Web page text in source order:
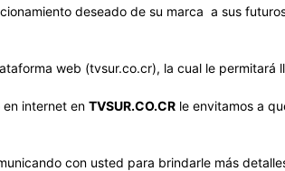
deseado de su marca a sus
web (tvsur.co.cr), la cual le
en internet en TVSUR.CO.CR le envitamos a
con usted para brindarle más